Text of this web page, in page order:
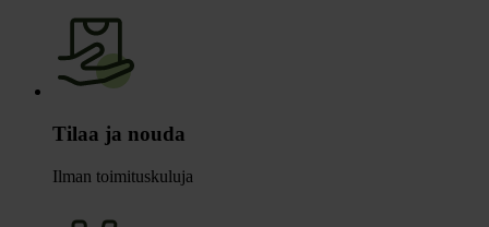
Tilaa ja nouda
Ilman toimituskuluja